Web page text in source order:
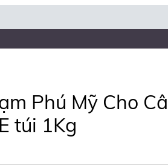
Phú Mỹ Cho
túi 1Kg